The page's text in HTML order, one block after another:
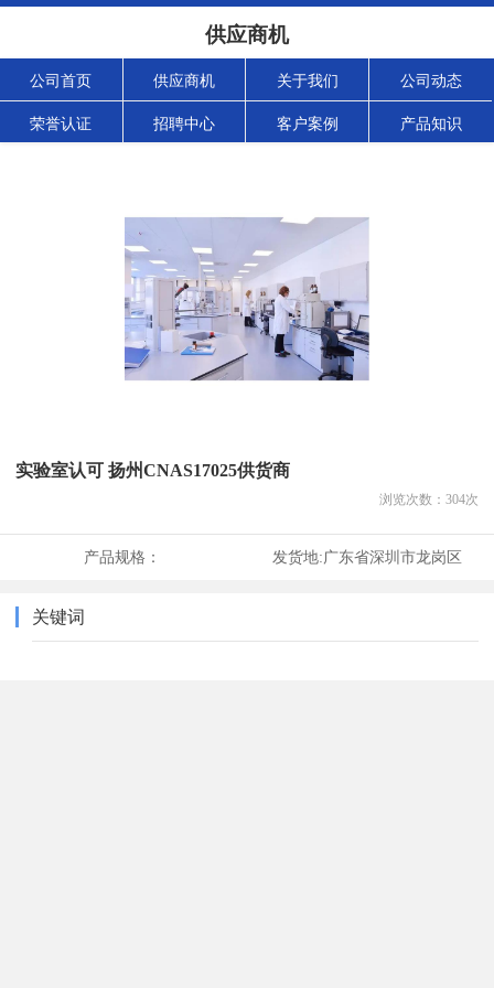
供应商机
公司首页 供应商机 关于我们 公司动态
荣誉认证 招聘中心 客户案例 产品知识
实验室认可 扬州CNAS17025供货商
浏览次数： 304次
产品规格： 发货地:广东省深圳市龙岗区
关键词